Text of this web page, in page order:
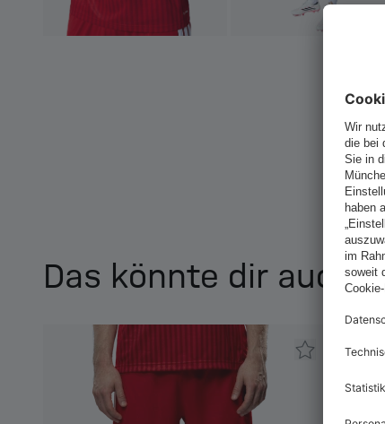
Das könnte dir auch